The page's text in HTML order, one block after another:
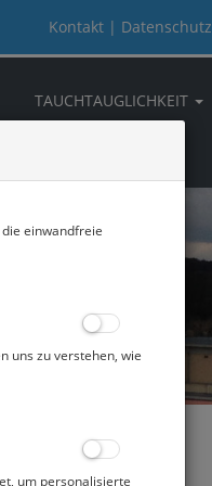
Kontakt | Datenschutz
TAUCHTAUGLICHKEIT
einwandfreie
uns zu verstehen, wie
um personalisierte